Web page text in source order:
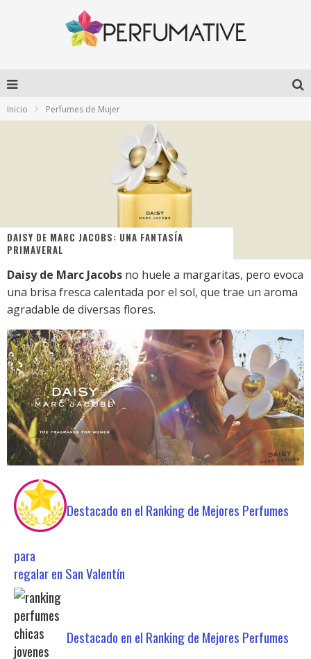
Inicio Perfumes de Mujer
DAISY DE MARC JACOBS: UNA FANTASÍA
PRIMAVERAL
Daisy de Marc Jacobs no huele a margaritas, pero evoca
una brisa fresca calentada por el sol, que trae un aroma
agradable de diversas flores.
Destacado en el Ranking de Mejores Perfumes
para
regalar en San Valentín
Destacado en el Ranking de Mejores Perfumes